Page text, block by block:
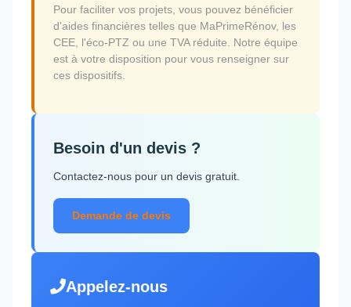
Pour faciliter vos projets, vous pouvez bénéficier
d'aides financières telles que MaPrimeRénov, les
CEE, l'éco-PTZ ou une TVA réduite. Notre équipe
est à votre disposition pour vous renseigner sur
ces dispositifs.
Besoin d'un devis ?
Contactez-nous pour un devis gratuit.
Demande de devis
Appelez-nous